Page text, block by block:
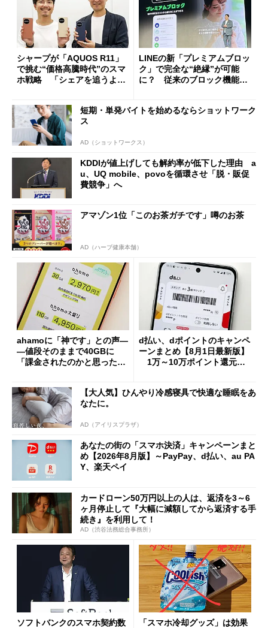
シャープが「AQUOS R11」
で挑む“価格高騰時代”のスマ
ホ戦略 「シェアを追うより
LINEの新「プレミアムブロッ
ク」で完全な“絶縁”が可能
に？ 従来のブロック機能と
短期・単発バイトを始めるならショットワーク
ス
AD（ショットワークス）
KDDIが値上げしても解約率が低下した理由 a
u、UQ mobile、povoを循環させ「脱・販促
費競争」へ
アマゾン1位「このお茶ガチです」噂のお茶
AD（ハーブ健康本舗）
ahamoに「神です」との声―
―値段そのままで40GBに
「課金されたのかと思った」
d払い、dポイントのキャンペ
ーンまとめ【8月1日最新版】
1万～10万ポイント還元の
【大人気】ひんやり冷感寝具で快適な睡眠をあ
なたに。
AD（アイリスプラザ）
あなたの街の「スマホ決済」キャンペーンまと
め【2026年8月版】～PayPay、d払い、au PA
Y、楽天ペイ
カードローン50万円以上の人は、返済を3～6
ヶ月停止して『大幅に減額してから返済する手
続き』を利用して！
AD（渋谷法務総合事務所）
ソフトバンクのスマホ契約数
「スマホ冷却グッズ」は効果